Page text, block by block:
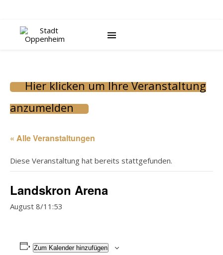
Hier klicken um Ihre Veranstaltung
anzumelden
« Alle Veranstaltungen
Diese Veranstaltung hat bereits stattgefunden.
Landskron Arena
August 8/11:53
Zum Kalender hinzufügen